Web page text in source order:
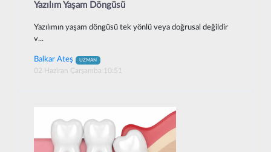
Yazılım Yaşam Döngüsü
Yazılımın yaşam döngüsü tek yönlü veya doğrusal değildir
v...
Balkar Ateş UZMAN
02 Haziran Çarşamba 10:51